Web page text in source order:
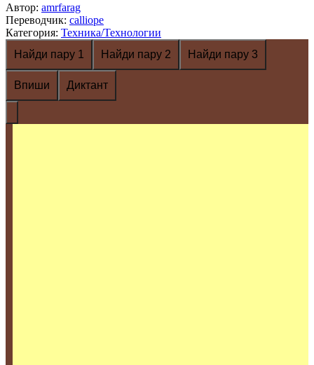
Автор: amrfarag
Переводчик: calliope
Категория: Техника/Технологии
Найди пару 1
Найди пару 2 Найди пару 3
Впиши Диктант